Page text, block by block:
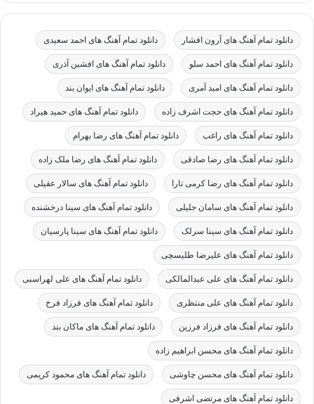
دانلود تمام آهنگ های آرون افشار دانلود تمام آهنگ های احمد سعیدی
دانلود تمام آهنگ های احمد سلو دانلود تمام آهنگ های افشین آذری
دانلود تمام آهنگ های امید آمری دانلود تمام آهنگ های ایوان بند
دانلود تمام آهنگ های حجت اشرف زاده دانلود تمام آهنگ های حمید هیراد
دانلود تمام آهنگ های راغب دانلود تمام آهنگ های رضا بهرام
دانلود تمام آهنگ های رضا صادقی دانلود تمام آهنگ های رضا ملک زاده
دانلود تمام آهنگ های رضا کرمی تارا دانلود تمام آهنگ های سالار عقیلی
دانلود تمام آهنگ های سامان جلیلی دانلود تمام آهنگ های سینا درخشنده
دانلود تمام آهنگ های سینا سرلک دانلود تمام آهنگ های سینا پارسیان
دانلود تمام آهنگ های علیرضا طلیسچی
دانلود تمام آهنگ های علی عبدالمالکی دانلود تمام آهنگ های علی لهراسبی
دانلود تمام آهنگ های علی منتظری دانلود تمام آهنگ های فرزاد فرخ
دانلود تمام آهنگ های فرزاد فرزین دانلود تمام آهنگ های ماکان بند
دانلود تمام آهنگ های محسن ابراهیم زاده
دانلود تمام آهنگ های محسن چاوشی دانلود تمام آهنگ های محمود کریمی
دانلود تمام آهنگ های مرتضی اشرفی